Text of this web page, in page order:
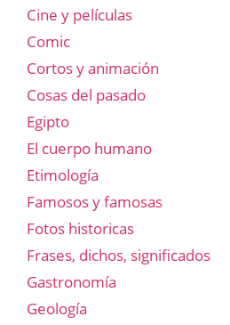
Cine y películas
Comic
Cortos y animación
Cosas del pasado
Egipto
El cuerpo humano
Etimología
Famosos y famosas
Fotos historicas
Frases, dichos, significados
Gastronomía
Geología